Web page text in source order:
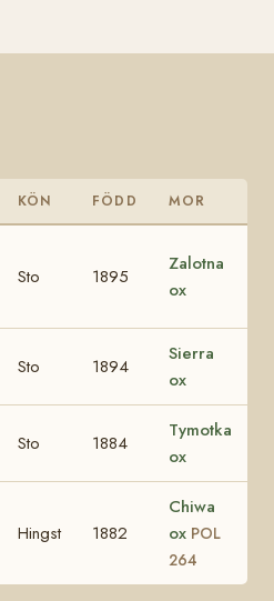
KÖN FÖDD MOR
Sto 1895
Zalotna
ox
Sto 1894
Sierra
ox
Sto 1884
Tymotka
ox
Hingst 1882
Chiwa
ox POL
264